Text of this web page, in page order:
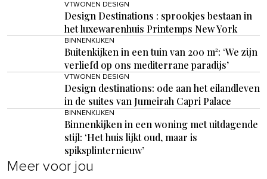
VTWONEN DESIGN
Design Destinations : sprookjes bestaan in
het luxewarenhuis Printemps New York
BINNENKIJKEN
Buitenkijken in een tuin van 200 m²: ‘We zijn
verliefd op ons mediterrane paradijs’
VTWONEN DESIGN
Design destinations: ode aan het eilandleven
in de suites van Jumeirah Capri Palace
BINNENKIJKEN
Binnenkijken in een woning met uitdagende
stijl: ‘Het huis lijkt oud, maar is
spiksplinternieuw’
Meer voor jou